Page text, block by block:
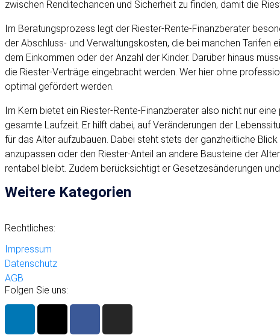
zwischen Renditechancen und Sicherheit zu finden, damit die
Im Beratungsprozess legt der Riester-Rente-Finanzberater
der Abschluss- und Verwaltungskosten, die bei manchen Tarifen
dem Einkommen oder der Anzahl der Kinder. Darüber hinaus
die Riester-Verträge eingebracht werden. Wer hier ohne
optimal gefördert werden.
Im Kern bietet ein Riester-Rente-Finanzberater also nicht nur
gesamte Laufzeit. Er hilft dabei, auf Veränderungen der
für das Alter aufzubauen. Dabei steht stets der ganzheitliche
anzupassen oder den Riester-Anteil an andere Bausteine der
rentabel bleibt. Zudem berücksichtigt er Gesetzesänderungen
Weitere Kategorien
Rechtliches:
Impressum
Datenschutz
AGB
Folgen Sie uns: